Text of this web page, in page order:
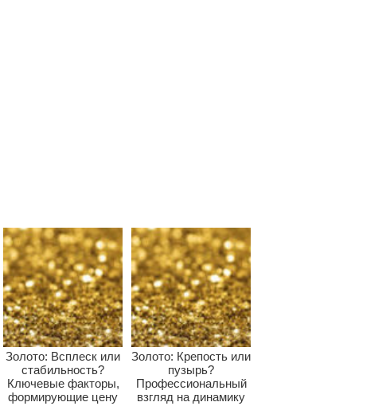
Золото: Всплеск или
стабильность?
Ключевые факторы,
формирующие цену
Золото: Крепость или
пузырь?
Профессиональный
взгляд на динамику